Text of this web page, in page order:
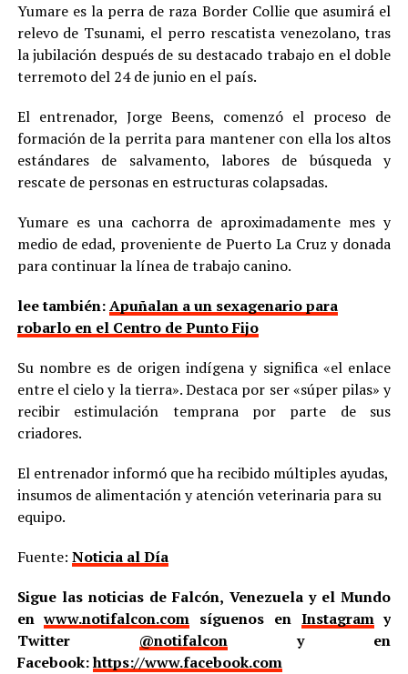
Yumare es la perra de raza Border Collie que asumirá el
relevo de Tsunami, el perro rescatista venezolano, tras
la jubilación después de su destacado trabajo en el doble
terremoto del 24 de junio en el país.
El entrenador, Jorge Beens, comenzó el proceso de
formación de la perrita para mantener con ella los altos
estándares de salvamento, labores de búsqueda y
rescate de personas en estructuras colapsadas.
Yumare es una cachorra de aproximadamente mes y
medio de edad, proveniente de Puerto La Cruz y donada
para continuar la línea de trabajo canino.
lee también:Apuñalan a un sexagenario para
robarlo en el Centro de Punto Fijo
Su nombre es de origen indígena y significa «el enlace
entre el cielo y la tierra». Destaca por ser «súper pilas» y
recibir estimulación temprana por parte de sus
criadores.
El entrenador informó que ha recibido múltiples ayudas,
insumos de alimentación y atención veterinaria para su
equipo.
Fuente: Noticia al Día
Sigue las noticias de Falcón, Venezuela y el Mundo
enwww.notifalcon.com síguenos en Instagramy
Twitter @notifalcony en
Facebook:https://www.facebook.com